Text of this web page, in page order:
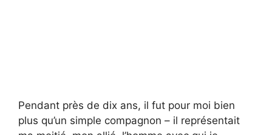
Pendant près de dix ans, il fut pour moi bien
plus qu’un simple compagnon – il représentait